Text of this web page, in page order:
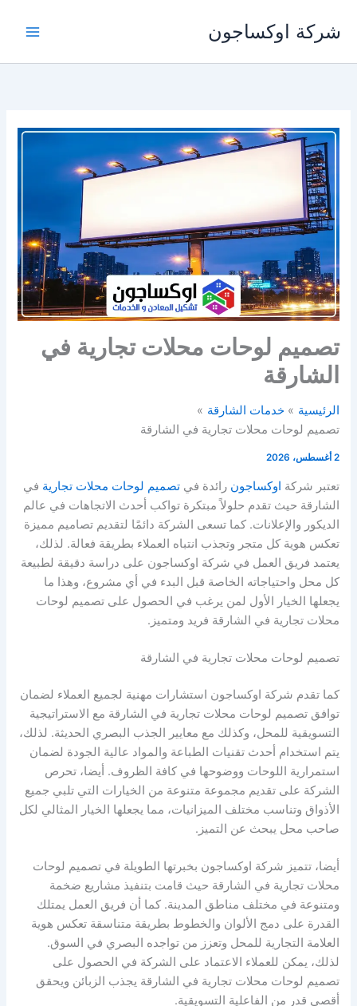
المحتوى
شركة اوكساجون
تصميم لوحات محلات تجارية في
الشارقة
الرئيسية
خدمات الشارقة
تصميم لوحات محلات تجارية في الشارقة
2 أغسطس، 2026
تعتبر شركة اوكساجون رائدة فيتصميم لوحات محلات تجارية في
الشارقة حيث تقدم حلولاً مبتكرة تواكب أحدث الاتجاهات في عالم
الديكور والإعلانات. كما تسعى الشركة دائمًا لتقديم تصاميم مميزة
تعكس هوية كل متجر وتجذب انتباه العملاء بطريقة فعالة. لذلك،
يعتمد فريق العمل في شركة اوكساجون على دراسة دقيقة لطبيعة
كل محل واحتياجاته الخاصة قبل البدء في أي مشروع، وهذا ما
يجعلها الخيار الأول لمن يرغب في الحصول على تصميم لوحات
محلات تجارية في الشارقة فريد ومتميز.
تصميم لوحات محلات تجارية في الشارقة
كما تقدم شركة اوكساجون استشارات مهنية لجميع العملاء لضمان
توافق تصميم لوحات محلات تجارية في الشارقة مع الاستراتيجية
التسويقية للمحل، وكذلك مع معايير الجذب البصري الحديثة. لذلك،
يتم استخدام أحدث تقنيات الطباعة والمواد عالية الجودة لضمان
استمرارية اللوحات ووضوحها في كافة الظروف. أيضا، تحرص
الشركة على تقديم مجموعة متنوعة من الخيارات التي تلبي جميع
الأذواق وتناسب مختلف الميزانيات، مما يجعلها الخيار المثالي لكل
صاحب محل يبحث عن التميز.
أيضا، تتميز شركة اوكساجون بخبرتها الطويلة في تصميم لوحات
محلات تجارية في الشارقة حيث قامت بتنفيذ مشاريع ضخمة
ومتنوعة في مختلف مناطق المدينة. كما أن فريق العمل يمتلك
القدرة على دمج الألوان والخطوط بطريقة متناسقة تعكس هوية
العلامة التجارية للمحل وتعزز من تواجده البصري في السوق.
لذلك، يمكن للعملاء الاعتماد على الشركة في الحصول على
تصميم لوحات محلات تجارية في الشارقة يجذب الزبائن ويحقق
أقصى قدر من الفاعلية التسويقية.